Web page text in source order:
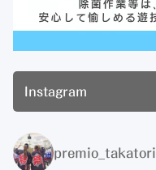
Instagram
premio_takatori